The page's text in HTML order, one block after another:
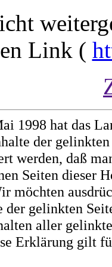
Link (
1998 hat das
der
werden, daß
Seiten dieser
möchten
der gelinkten
aller
Erklärung gilt